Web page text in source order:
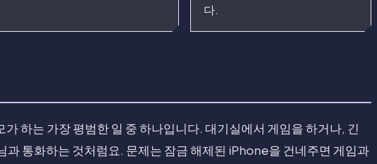
다.
하는 가장 평범한 일 중 하나입니다. 대기실에서 게임을 하거나, 긴
과 통화하는 것처럼요. 문제는 잠금 해제된 iPhone을 건네주면 게임과